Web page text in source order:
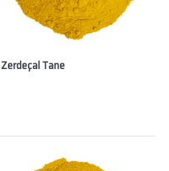
Zerdeçal Tane